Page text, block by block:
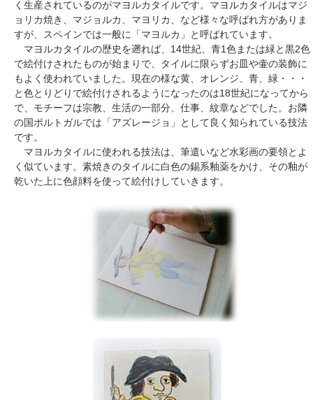
く生産されているのがマヨルカタイルです。マヨルカタイルはマジ
ョリカ焼き、マジョルカ、マヨリカ、など様々な呼ばれ方がありま
すが、スペインでは一般に「マヨルカ」と呼ばれています。
マヨルカタイルの歴史を遡れば、14世紀、青1色または緑と黒2色
で絵付けされたものが始まりで、タイルに限らずお皿や壷の装飾に
もよく使われていました。現在の様な黄、オレンジ、青、緑・・・
と色とりどりで絵付けされるようになったのは18世紀になってから
で、モチーフは宗教、生活の一部分、仕事、紋章などでした。お隣
の国ポルトガルでは「アズレージョ」として良く知られている技法
です。
マヨルカタイルに使われる技法は、筆遣いなど水彩画の要領とよ
く似ています。素焼きのタイルに白色の錫系釉薬をかけ、その釉が
乾いた上に色顔料を使って絵付けしていきます。